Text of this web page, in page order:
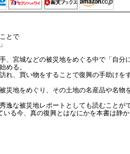
とで
、宮城などの被災地をめぐる中で「自分
める。
れ、買い物をすることで復興の手助けを
災地をめぐり、その土地の名産品や名物
逸な被災地レポートとしても読むことが
いる今、真の復興とはなにかを本書は静